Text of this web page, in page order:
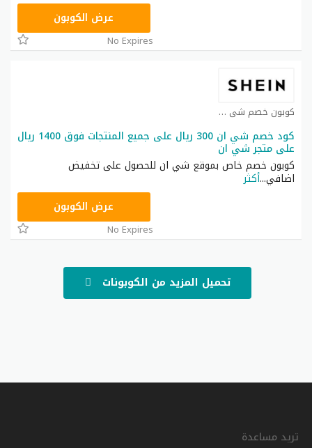
عرض الكوبون
No Expires
كوبون خصم شي ان كوبون
كود خصم شي ان 300 ريال على جميع المنتجات فوق 1400 ريال
على متجر شي ان
كوبون خصم خاص بموقع شي ان للحصول على تخفيض
اضافي...أكثر
عرض الكوبون
No Expires
تحميل المزيد من الكوبونات
تريد مساعدة